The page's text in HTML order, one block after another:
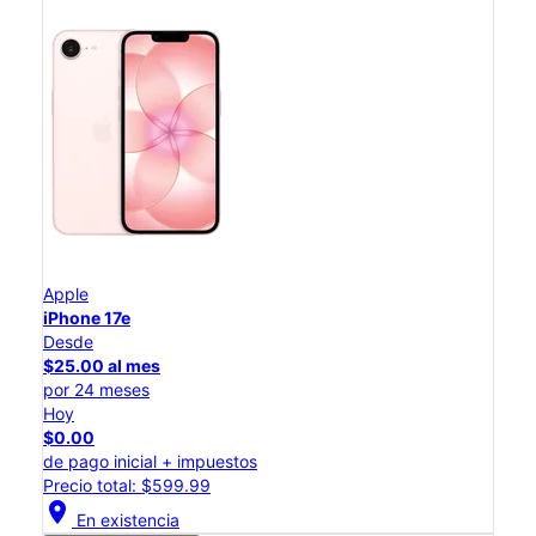
Apple
iPhone 17e
Desde
$25.00 al mes
por 24 meses
Hoy
$0.00
de pago inicial + impuestos
Precio total: $599.99
location_on En existencia